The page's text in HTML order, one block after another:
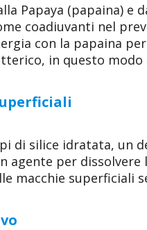
Papaya (papaina) e
coadiuvanti nel
con la papaina
in questo
di silice idratata, un
per dissolvere
macchie superficiali